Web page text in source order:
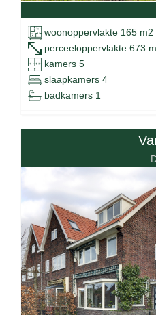
woonoppervlakte 165 m2
perceeloppervlakte 673
kamers 5
slaapkamers 4
badkamers 1